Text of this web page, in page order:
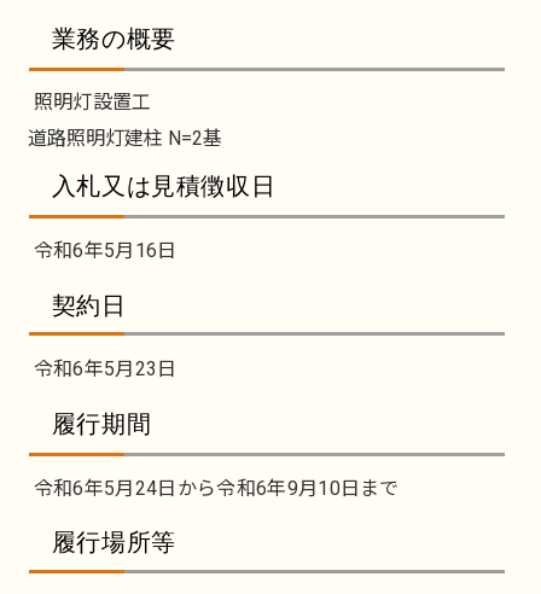
業務の概要
照明灯設置工
道路照明灯建柱 N=2基
入札又は見積徴収日
令和6年5月16日
契約日
令和6年5月23日
履行期間
令和6年5月24日から令和6年9月10日まで
履行場所等